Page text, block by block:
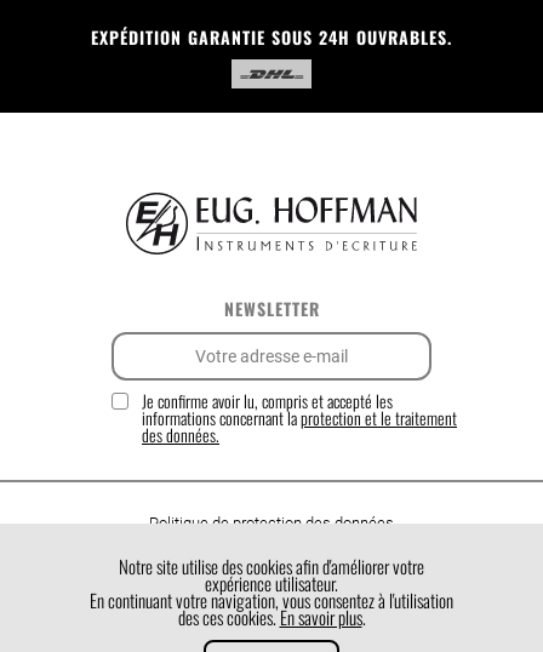
EXPÉDITION GARANTIE SOUS 24H OUVRABLES.
NEWSLETTER
Je confirme avoir lu, compris et accepté les
informations concernant laprotection et le traitement
des données.
Politique de protection des données
Politique de cookies
Conditions générales de vente
Notre site utilise des cookies afin d'améliorer votre
expérience utilisateur.
En continuant votre navigation, vous consentez à l'utilisation
des ces cookies.En savoir plus.